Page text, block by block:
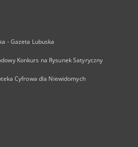
- Gazeta Lubuska
Konkurs na Rysunek Satyryczny
Cyfrowa dla Niewidomych